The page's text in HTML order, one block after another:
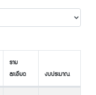
ราย
ละเอียด
งบประมาณ